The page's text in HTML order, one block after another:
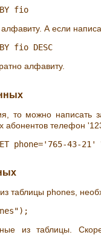
А если
алфавиту.
то можно
абонентов телефон
таблицы phones,
из таблицы.